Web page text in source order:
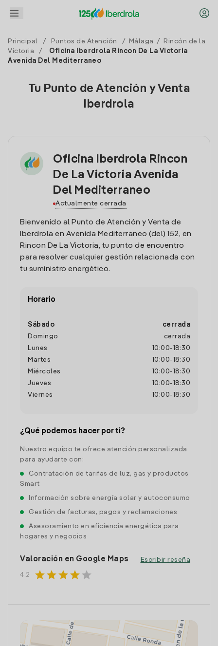
Principal / Puntos de Atención / Málaga /
Rincón de la
Victoria
/
Oficina Iberdrola Rincon De La Victoria
Avenida Del Mediterraneo
Tu Punto de Atención y Venta
Iberdrola
Oficina Iberdrola Rincon
De La Victoria Avenida
Del Mediterraneo
Actualmente cerrada
Bienvenido al Punto de Atención y Venta de
Iberdrola en Avenida Mediterraneo (del) 152, en
Rincon De La Victoria, tu punto de encuentro
para resolver cualquier gestión relacionada con
tu suministro energético.
Horario
Sábado
cerrada
Domingo
cerrada
Lunes
10:00- 18:30
Martes
10:00- 18:30
Miércoles
10:00- 18:30
Jueves
10:00- 18:30
Viernes
10:00- 18:30
¿Qué podemos hacer por ti?
Nuestro equipo te ofrece atención personalizada
para ayudarte con:
Contratación de tarifas de luz, gas y productos
Smart
Información sobre energía solar y autoconsumo
Gestión de facturas, pagos y reclamaciones
Asesoramiento en eficiencia energética para
hogares y negocios
Valoración en Google Maps
4.2 starstarstarstar star
Escribir reseña